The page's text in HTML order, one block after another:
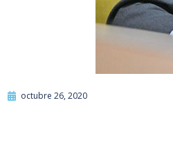
octubre 26, 2020